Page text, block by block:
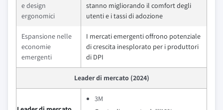
e design
ergonomici
stanno migliorando il comfort degli
utenti e i tassi di adozione
Espansione nelle
economie
emergenti
I mercati emergenti offrono potenziale
di crescita inesplorato per i produttori
di DPI
Leader di mercato (2024)
3M